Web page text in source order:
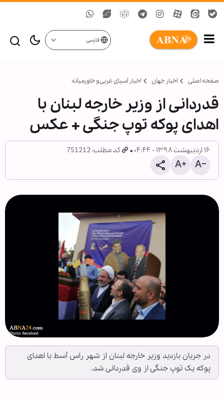
فارسی
صفحه اصلی اخبار جهان اخبار آسیای غربی و خاورمیانه
قدردانی از وزیر خارجه لبنان با
اهدای پوکه توپ جنگی + عکس
۱۶ اردیبهشت ۱۳۹۸ - ۰۴:۴۴ کد مطلب: 751212
در جریان بازدید وزیر خارجه لبنان از شهر راس أسط با اهدای
پوکه یک توپ جنگی از وی قدردانی شد.